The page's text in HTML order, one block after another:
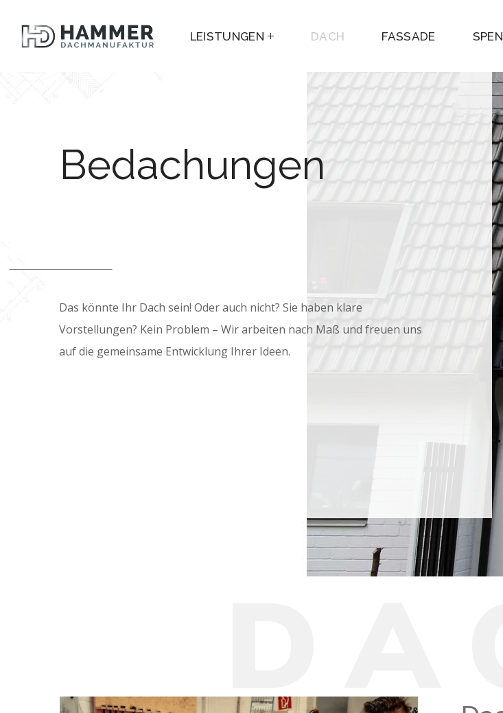
LEISTUNGEN DACH FASSADE
Bedachungen
Das könnte Ihr Dach sein! Oder auch nicht? Sie haben klare
Vorstellungen? Kein Problem – Wir arbeiten nach Maß und freuen uns
auf die gemeinsame Entwicklung Ihrer Ideen.